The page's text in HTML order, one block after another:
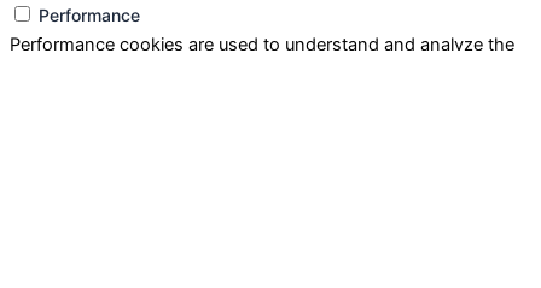
Performance
Performance cookies are used to understand and analyze the